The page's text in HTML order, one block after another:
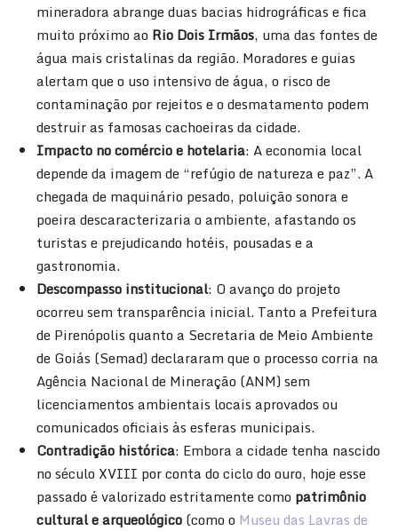
mineradora abrange duas bacias hidrográficas e fica
muito próximo ao Rio Dois Irmãos, uma das fontes de
água mais cristalinas da região. Moradores e guias
alertam que o uso intensivo de água, o risco de
contaminação por rejeitos e o desmatamento podem
destruir as famosas cachoeiras da cidade.
Impacto no comércio e hotelaria: A economia local
depende da imagem de “refúgio de natureza e paz”. A
chegada de maquinário pesado, poluição sonora e
poeira descaracterizaria o ambiente, afastando os
turistas e prejudicando hotéis, pousadas e a
gastronomia.
Descompasso institucional: O avanço do projeto
ocorreu sem transparência inicial. Tanto a Prefeitura
de Pirenópolis quanto a Secretaria de Meio Ambiente
de Goiás (Semad) declararam que o processo corria na
Agência Nacional de Mineração (ANM) sem
licenciamentos ambientais locais aprovados ou
comunicados oficiais às esferas municipais.
Contradição histórica: Embora a cidade tenha nascido
no século XVIII por conta do ciclo do ouro, hoje esse
passado é valorizado estritamente como patrimônio
cultural e arqueológico (como o Museu das Lavras de